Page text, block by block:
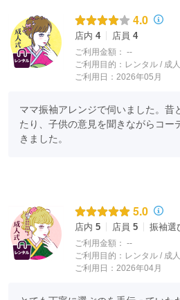
4.0
店内 4 店員 4
ご利用金額： --
ご利用目的： レンタル / 成
ご利用日：2026年05月
ママ振袖アレンジで伺いました。昔
たり、子供の意見を聞きながらコー
きました。
5.0
店内 5 店員 5 振袖選
ご利用金額： --
ご利用目的： レンタル / 成
ご利用日：2026年04月